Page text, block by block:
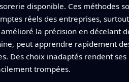
disponible. Ces méthodes
réels des entreprises,
la précision en décelant
peut apprendre rapidement
Des choix inadaptés rendent
trompées.